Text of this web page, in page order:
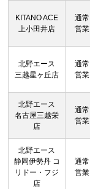
KITANO ACE
上小田井店
通常
営業
北野エース
三越星ヶ丘店
通常
営業
北野エース
名古屋三越栄
店
通常
営業
北野エース
静岡伊勢丹 コ
リドー・フジ
店
通常
営業